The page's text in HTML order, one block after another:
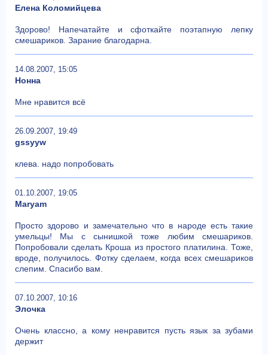
Елена Коломийцева
Здорово! Напечатайте и сфоткайте поэтапную лепку
смешариков. Зарание благодарна.
14.08.2007, 15:05
Нонна
Мне нравится всё
26.09.2007, 19:49
gssyyw
клева. надо попробовать
01.10.2007, 19:05
Maryam
Просто здорово и замечательно что в народе есть такие
умельцы! Мы с сынишкой тоже любим смешариков.
Попробовали сделать Кроша из простого платилина. Тоже,
вроде, получилось. Фотку сделаем, когда всех смешариков
слепим. Спасибо вам.
07.10.2007, 10:16
Элочка
Очень классно, а кому ненравится пусть язык за зубами
держит